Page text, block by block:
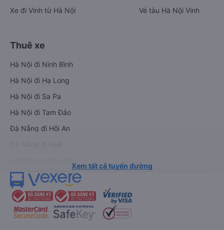
Xe đi Vinh từ Hà Nội
Vé tàu Hà Nội Vinh
Thuê xe
Hà Nội đi Ninh Bình
Hà Nội đi Hạ Long
Hà Nội đi Sa Pa
Hà Nội đi Tam Đảo
Đà Nẵng đi Hội An
Xem tất cả tuyến đường